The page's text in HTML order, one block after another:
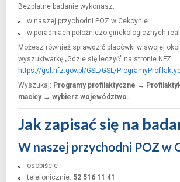
Bezpłatne badanie wykonasz:
w naszej przychodni POZ w Cekcynie
w poradniach położniczo-ginekologicznych
Możesz również sprawdzić placówki w swojej
wyszukiwarkę „Gdzie się leczyć” na stronie NFZ:
https://gsl.nfz.gov.pl/GSL/GSL/
Wyszukaj: Programy profilaktyczne →
macicy → wybierz województwo.
Jak zapisać się na
W naszej przychodni POZ w
osobiście
telefonicznie: 52 516 11 41